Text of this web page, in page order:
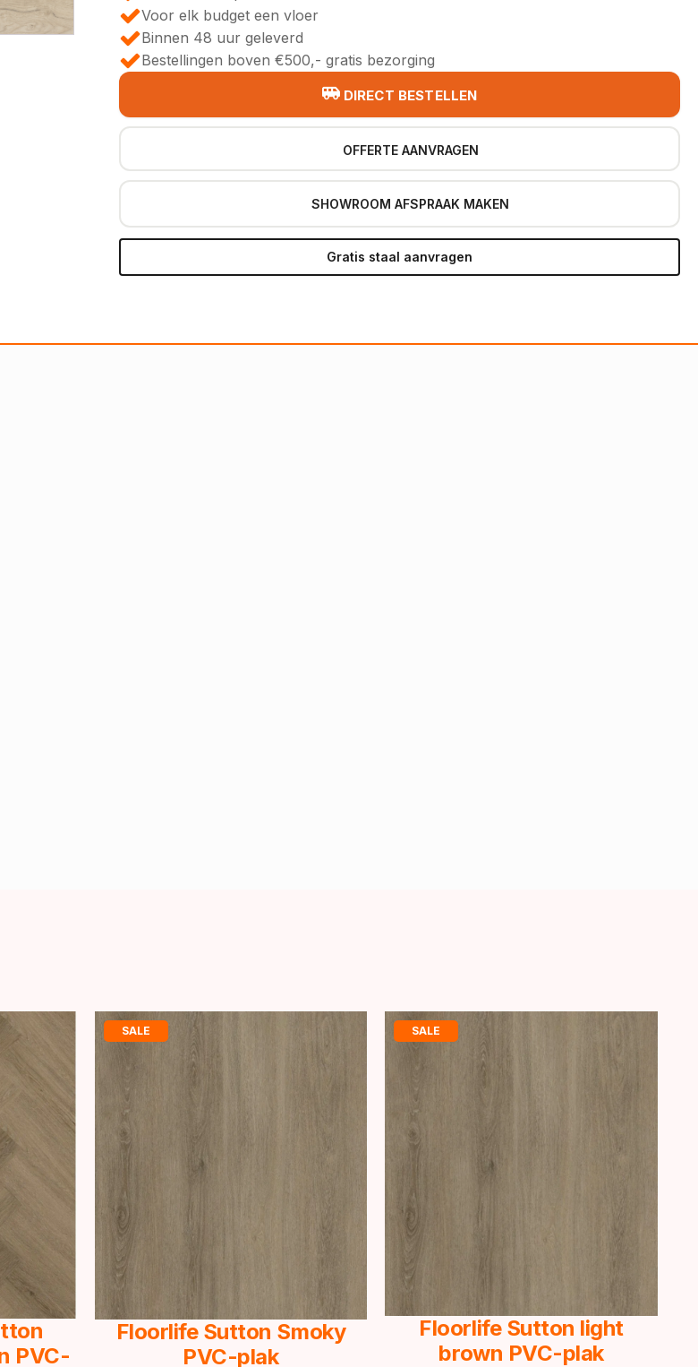
Voor elk budget een vloer
Binnen 48 uur geleverd
Bestellingen boven €500,- gratis bezorging
DIRECT BESTELLEN
OFFERTE AANVRAGEN
SHOWROOM AFSPRAAK MAKEN
Gratis staal aanvragen
PVC-
SALE
Floorlife Sutton Smoky
PVC-plak
SALE
Floorlife Sutton light
brown PVC-plak